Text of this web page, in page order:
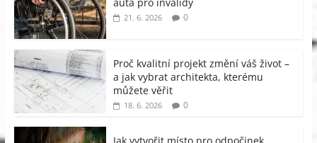
21. 6. 2026 0
Proč kvalitní projekt změní váš život –
a jak vybrat architekta, kterému
můžete věřit
18. 6. 2026 0